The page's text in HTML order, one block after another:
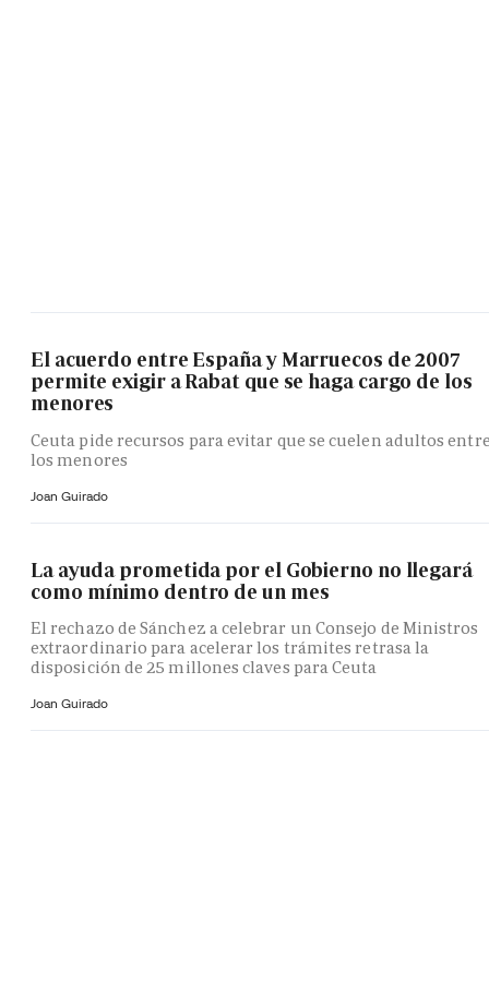
El acuerdo entre España y Marruecos de 2007
permite exigir a Rabat que se haga cargo de los
menores
Ceuta pide recursos para evitar que se cuelen adultos
los menores
Joan Guirado
La ayuda prometida por el Gobierno no llegará
como mínimo dentro de un mes
El rechazo de Sánchez a celebrar un Consejo de Ministros
extraordinario para acelerar los trámites retrasa la
disposición de 25 millones claves para Ceuta
Joan Guirado